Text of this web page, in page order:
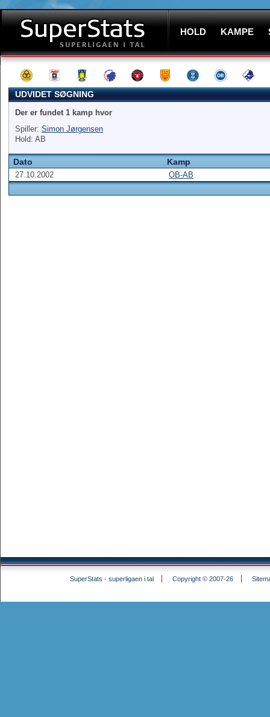
HOLD KAMPE
UDVIDET SØGNING
Der er fundet 1 kamp hvor
Spiller: Simon Jørgensen
Hold: AB
Dato Kamp
27.10.2002 OB-AB
SuperStats - superligaen i tal Copyright © 2007-26